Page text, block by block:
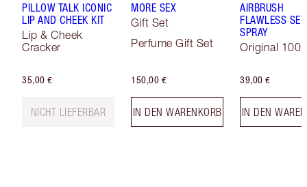
PILLOW TALK ICONIC
LIP AND CHEEK KIT
Lip & Cheek
Cracker
35,00 €
NICHT LIEFERBAR
MORE SEX
Gift Set
Perfume Gift Set
150,00 €
IN DEN WARENKORB
AIRBRUSH
FLAWLESS
SPRAY
Original 100
39,00 €
IN DEN